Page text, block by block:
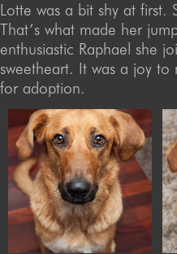
Lotte was a bit shy at first.
That’s what made her
enthusiastic Raphael she
sweetheart. It was a joy
for adoption.